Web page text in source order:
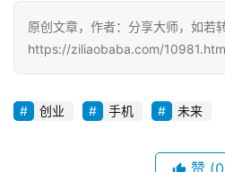
原创文章，作者：分享大师，如若
https://ziliaobaba.com/
创业 手机 未来